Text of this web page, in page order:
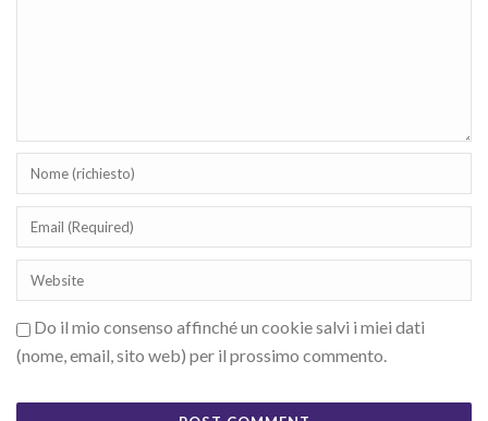
Do il mio consenso affinché un cookie salvi i miei dati
(nome, email, sito web) per il prossimo commento.